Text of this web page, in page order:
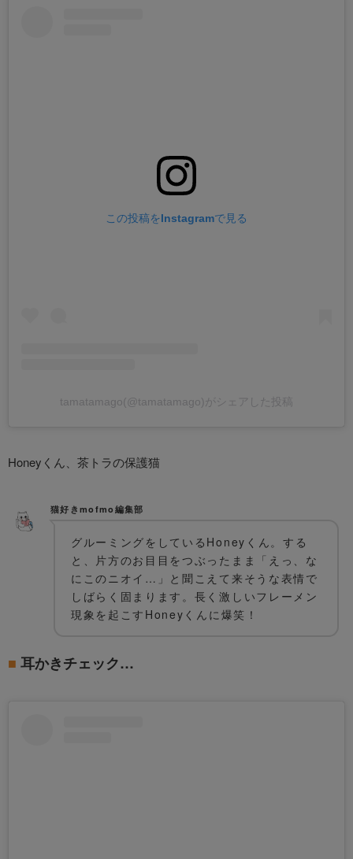
この投稿をInstagramで見る
tamatamago(@tamatamago)がシェアした投稿
Honeyくん、茶トラの保護猫
猫好きmofmo編集部
グルーミングをしているHoneyくん。する
と、片方のお目目をつぶったまま「えっ、な
にこのニオイ…」と聞こえて来そうな表情で
しばらく固まります。長く激しいフレーメン
現象を起こすHoneyくんに爆笑！
耳かきチェック…